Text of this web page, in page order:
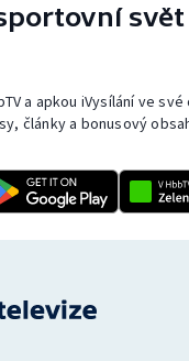
a apkou iVysílání ve
články a bonusový